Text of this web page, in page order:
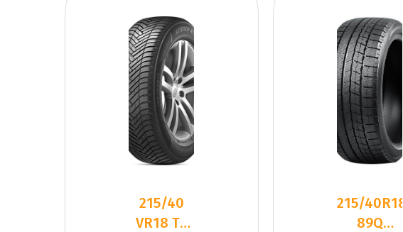
215/40
VR18 TL
215/40R18
89Q